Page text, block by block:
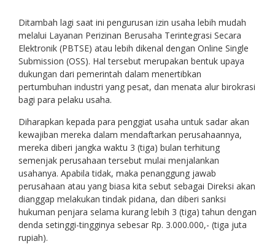
Ditambah lagi saat ini pengurusan izin usaha lebih mudah
melalui Layanan Perizinan Berusaha Terintegrasi Secara
Elektronik (PBTSE) atau lebih dikenal dengan Online Single
Submission (OSS). Hal tersebut merupakan bentuk upaya
dukungan dari pemerintah dalam menertibkan
pertumbuhan industri yang pesat, dan menata alur birokrasi
bagi para pelaku usaha.
Diharapkan kepada para penggiat usaha untuk sadar akan
kewajiban mereka dalam mendaftarkan perusahaannya,
mereka diberi jangka waktu 3 (tiga) bulan terhitung
semenjak perusahaan tersebut mulai menjalankan
usahanya. Apabila tidak, maka penanggung jawab
perusahaan atau yang biasa kita sebut sebagai Direksi akan
dianggap melakukan tindak pidana, dan diberi sanksi
hukuman penjara selama kurang lebih 3 (tiga) tahun dengan
denda setinggi-tingginya sebesar Rp. 3.000.000,- (tiga juta
rupiah).